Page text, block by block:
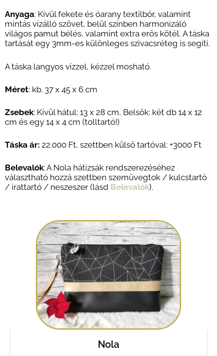
Anyaga: Kívül fekete és óarany textilbőr, valamint
mintás vízálló szövet, belül színben harmonizáló
világos pamut bélés, valamint extra erős kötél. A táska
tartását egy 3mm-es különleges szivacsréteg is segíti.
A táska langyos vízzel, kézzel mosható.
Méret: kb. 37 x 45 x 6 cm
Zsebek: Kívül hátul: 13 x 28 cm, Belsők: két db 14 x 12
cm és egy 14 x 4 cm (tolltartó!)
Táska ár: 22.000 Ft, szettben külső tartóval: +3000 Ft
Belevalók: A Nola hátizsák rendszerezéséhez
választható hozzá szettben szemüvegtok / kulcstartó
/ irattartó / neszeszer (lásd Belevalók).
Nola